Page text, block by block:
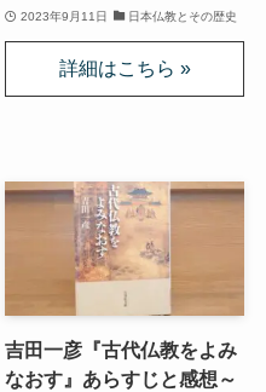
ルス伝記
と関連作品
涯と思想背景
ーロッパ社会
エフスキー
考える現代社会
2023年9月11日 日本仏教とその歴史
吉田一彦『古代仏教をよみ
なおす』あらすじと感想～